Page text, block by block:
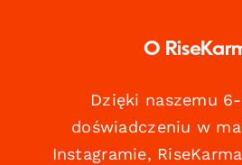
O
Dzięki naszemu
doświadczeniu w
Instagramie,